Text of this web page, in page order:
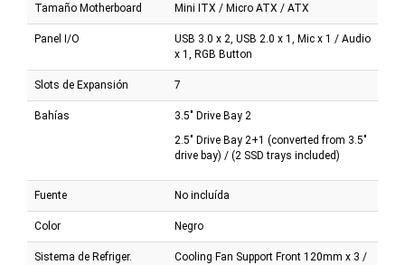
Tamaño Motherboard Mini ITX / Micro ATX / ATX
Panel I/O
USB 3.0 x 2, USB 2.0 x 1, Mic x 1 / Audio
x 1, RGB Button
Slots de Expansión 7
Bahías
3.5" Drive Bay 2
2.5" Drive Bay 2+1 (converted from 3.5"
drive bay) / (2 SSD trays included)
Fuente No incluída
Color Negro
Sistema de Refriger.
Cooling Fan Support Front 120mm x 3 /